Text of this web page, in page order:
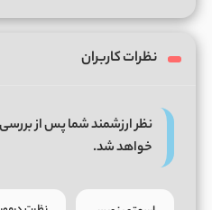
نظرات کاربران
نظر ارزشمند شما پس از
خواهد شد.